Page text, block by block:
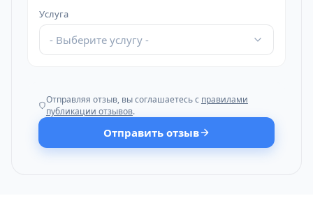
Услуга
- Выберите услугу -
Отправляя отзыв, вы соглашаетесь с правилами
публикации отзывов.
Отправить отзыв